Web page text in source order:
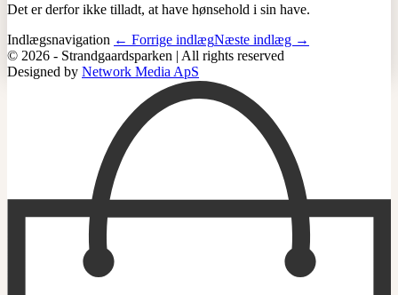
Det er derfor ikke tilladt, at have hønsehold i sin have.
Indlægsnavigation ← Forrige indlægNæste indlæg →
© 2026 - Strandgaardsparken | All rights reserved
Designed by Network Media ApS